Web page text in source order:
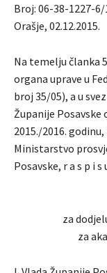
Broj: 06-38-1227-6/
Orašje, 02.12.2015.
Na temelju članka
organa uprave u
broj 35/05), a u
Županije
2015./2016.
Ministarstvo
Posavske, r a s p i s
za
za